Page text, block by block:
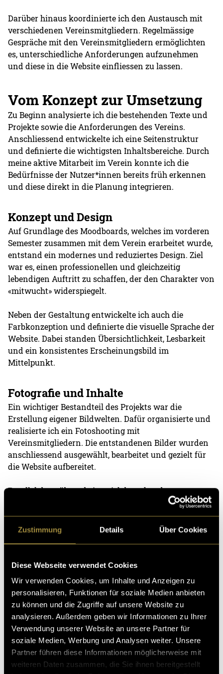
Zustimmung Details Über Cookies
Diese Webseite verwendet Cookies
Wir verwenden Cookies, um Inhalte und Anzeigen zu
personalisieren, Funktionen für soziale Medien anbieten
zu können und die Zugriffe auf unsere Website zu
analysieren. Außerdem geben wir Informationen zu Ihrer
Verwendung unserer Website an unsere Partner für
soziale Medien, Werbung und Analysen weiter. Unsere
Partner führen diese Informationen möglicherweise mit
weiteren Daten zusammen, die Sie ihnen bereitgestellt
Darüber hinaus koordinierte ich den Austausch mit
verschiedenen Vereinsmitgliedern. Regelmässige
Gespräche mit den Vereinsmitgliedern ermöglichten
es, unterschiedliche Anforderungen aufzunehmen
und diese in die Website einfliessen zu lassen.
Vom Konzept zur Umsetzung
Zu Beginn analysierte ich die bestehenden Texte und
Projekte sowie die Anforderungen des Vereins.
Anschliessend entwickelte ich eine Seitenstruktur
und definierte die wichtigsten Inhaltsbereiche. Durch
meine aktive Mitarbeit im Verein konnte ich die
Bedürfnisse der Nutzer*innen bereits früh erkennen
und diese direkt in die Planung integrieren.
Konzept und Design
Auf Grundlage des Moodboards, welches im vorderen
Semester zusammen mit dem Verein erarbeitet wurde,
entstand ein modernes und reduziertes Design. Ziel
war es, einen professionellen und gleichzeitig
lebendigen Auftritt zu schaffen, der den Charakter von
«mitwucht» widerspiegelt.
Neben der Gestaltung entwickelte ich auch die
Farbkonzeption und definierte die visuelle Sprache der
Website. Dabei standen Übersichtlichkeit, Lesbarkeit
und ein konsistentes Erscheinungsbild im
Mittelpunkt.
Fotografie und Inhalte
Ein wichtiger Bestandteil des Projekts war die
Erstellung eigener Bildwelten. Dafür organisierte und
realisierte ich ein Fotoshooting mit
Vereinsmitgliedern. Die entstandenen Bilder wurden
anschliessend ausgewählt, bearbeitet und gezielt für
die Website aufbereitet.
Parallel dazu überarbeitete ich bestehende
Vereinstexte, ergänzte fehlende Inhalte und
strukturierte sämtliche Informationen neu. Ziel war
es, den Verein und die Mitglieder zu porträtieren.
Die technische Umsetzung erfolgte mit Squarespace.
Dabei achtete ich auf eine saubere Struktur, eine hohe
Benutzerfreundlichkeit sowie eine passende
Darstellung für die Web- und Mobile-Version. Die
Domain wird über Hostpoint verwaltet. Für die
Verknüpfung der Website richtete ich die
erforderlichen DNS-Einstellungen ein und sorgte
dafür, dass die Website korrekt mit der Domain
verbunden ist.